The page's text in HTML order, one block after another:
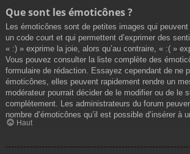
Que sont les émoticônes ?
Les émoticônes sont de petites images qui
un code court et qui permettent d’exprimer des
« :) » exprime la joie, alors qu’au contraire, « :( »
Vous pouvez consulter la liste complète des
formulaire de rédaction. Essayez cependant de ne
émoticônes, elles peuvent rapidement rendre un
modérateur pourrait décider de le modifier ou de le
complètement. Les administrateurs du forum
nombre d’émoticônes qu’il est possible d’insérer à
Haut